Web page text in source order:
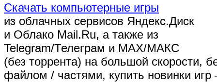
Скачать компьютерные игры
из облачных сервисов Яндекс.Диск
и Облако Mail.Ru, а также из
Telegram/Телеграм и MAX/МАКС
(без торрента) на большой скорости,
файлом / частями, купить новинки